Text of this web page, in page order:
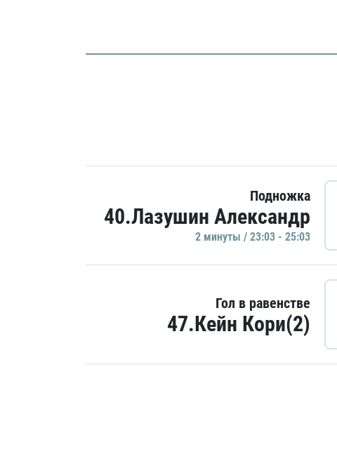
Подножка
40.Лазушин Александр
2 минуты / 23:03 - 25:03
Гол в равенстве
47.Кейн Кори(2)